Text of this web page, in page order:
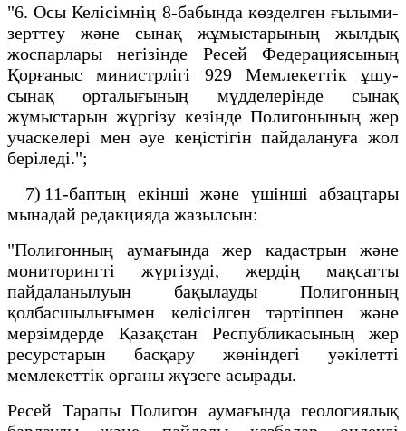
"6. Осы Келісімнің 8-бабында көзделген ғылыми-
зерттеу және сынақ жұмыстарының жылдық
жоспарлары негізінде Ресей Федерациясының
Қорғаныс министрлігі 929 Мемлекеттік ұшу-
сынақ орталығының мүдделерінде сынақ
жұмыстарын жүргізу кезінде Полигонының жер
учаскелері мен әуе кеңістігін пайдалануға жол
беріледі.";
7) 11-баптың екінші және үшінші абзацтары
мынадай редакцияда жазылсын:
"Полигонның аумағында жер кадастрын және
мониторингті жүргізуді, жердің мақсатты
пайдаланылуын бақылауды Полигонның
қолбасшылығымен келісілген тәртіппен және
мерзімдерде Қазақстан Республикасының жер
ресурстарын басқару жөніндегі уәкілетті
мемлекеттік органы жүзеге асырады.
Ресей Тарапы Полигон аумағында геологиялық